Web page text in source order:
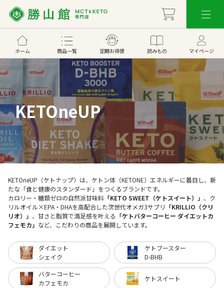
ホーム 商品一覧 定期お得便 読みもの マイページ
KETOneUP
KETOneUP（ケトナップ）は、ケトン体（KETONE）エネルギーに着目し、新
たな「食と健康のスタンダード」をつくるブランドです。
カロリー・糖類ゼロの自然派甘味料 「KETO SWEET（ケトスイート）」 、ク
リルオイル×EPA・DHAを高配合した次世代オメガ3サプリ 「KRILLIO（クリ
リオ）」 、甘さと脂質で満足感を叶える 「ケトバターコーヒー ダイエットカ
フェモカ」 など、こだわりの商品を展開しています。
ダイエット
シェイク
ケトブースター
D-BHB
バターコーヒー
カフェモカ
ケトスイート